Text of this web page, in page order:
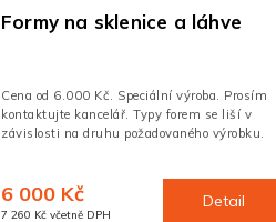
Formy na sklenice a láhve
7 260 Kč včetně DPH
6 000 Kč Detail
Cena od 6.000 Kč. Speciální výroba. Prosím
kontaktujte kancelář. Typy forem se liší v
závislosti na druhu požadovaného výrobku.